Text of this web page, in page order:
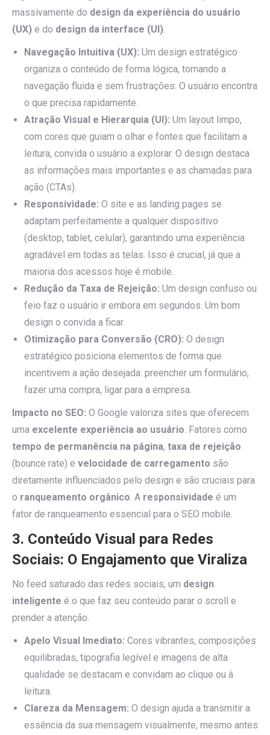
massivamente do design da experiência do usuário
(UX) e do design da interface (UI).
Navegação Intuitiva (UX): Um design estratégico
organiza o conteúdo de forma lógica, tornando a
navegação fluida e sem frustrações. O usuário encontra
o que precisa rapidamente.
Atração Visual e Hierarquia (UI): Um layout limpo,
com cores que guiam o olhar e fontes que facilitam a
leitura, convida o usuário a explorar. O design destaca
as informações mais importantes e as chamadas para
ação (CTAs).
Responsividade: O site e as landing pages se
adaptam perfeitamente a qualquer dispositivo
(desktop, tablet, celular), garantindo uma experiência
agradável em todas as telas. Isso é crucial, já que a
maioria dos acessos hoje é mobile.
Redução da Taxa de Rejeição: Um design confuso ou
feio faz o usuário ir embora em segundos. Um bom
design o convida a ficar.
Otimização para Conversão (CRO): O design
estratégico posiciona elementos de forma que
incentivem a ação desejada: preencher um formulário,
fazer uma compra, ligar para a empresa.
Impacto no SEO: O Google valoriza sites que oferecem
uma excelente experiência ao usuário. Fatores como
tempo de permanência na página, taxa de rejeição
(bounce rate) e velocidade de carregamento são
diretamente influenciados pelo design e são cruciais para
o ranqueamento orgânico. A responsividade é um
fator de ranqueamento essencial para o SEO mobile.
3. Conteúdo Visual para Redes
Sociais: O Engajamento que Viraliza
No feed saturado das redes sociais, um design
inteligente é o que faz seu conteúdo parar o scroll e
prender a atenção.
Apelo Visual Imediato: Cores vibrantes, composições
equilibradas, tipografia legível e imagens de alta
qualidade se destacam e convidam ao clique ou à
leitura.
Clareza da Mensagem: O design ajuda a transmitir a
essência da sua mensagem visualmente, mesmo antes